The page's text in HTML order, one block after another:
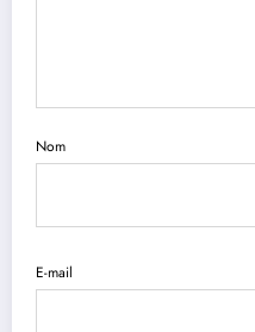
Nom
E-mail